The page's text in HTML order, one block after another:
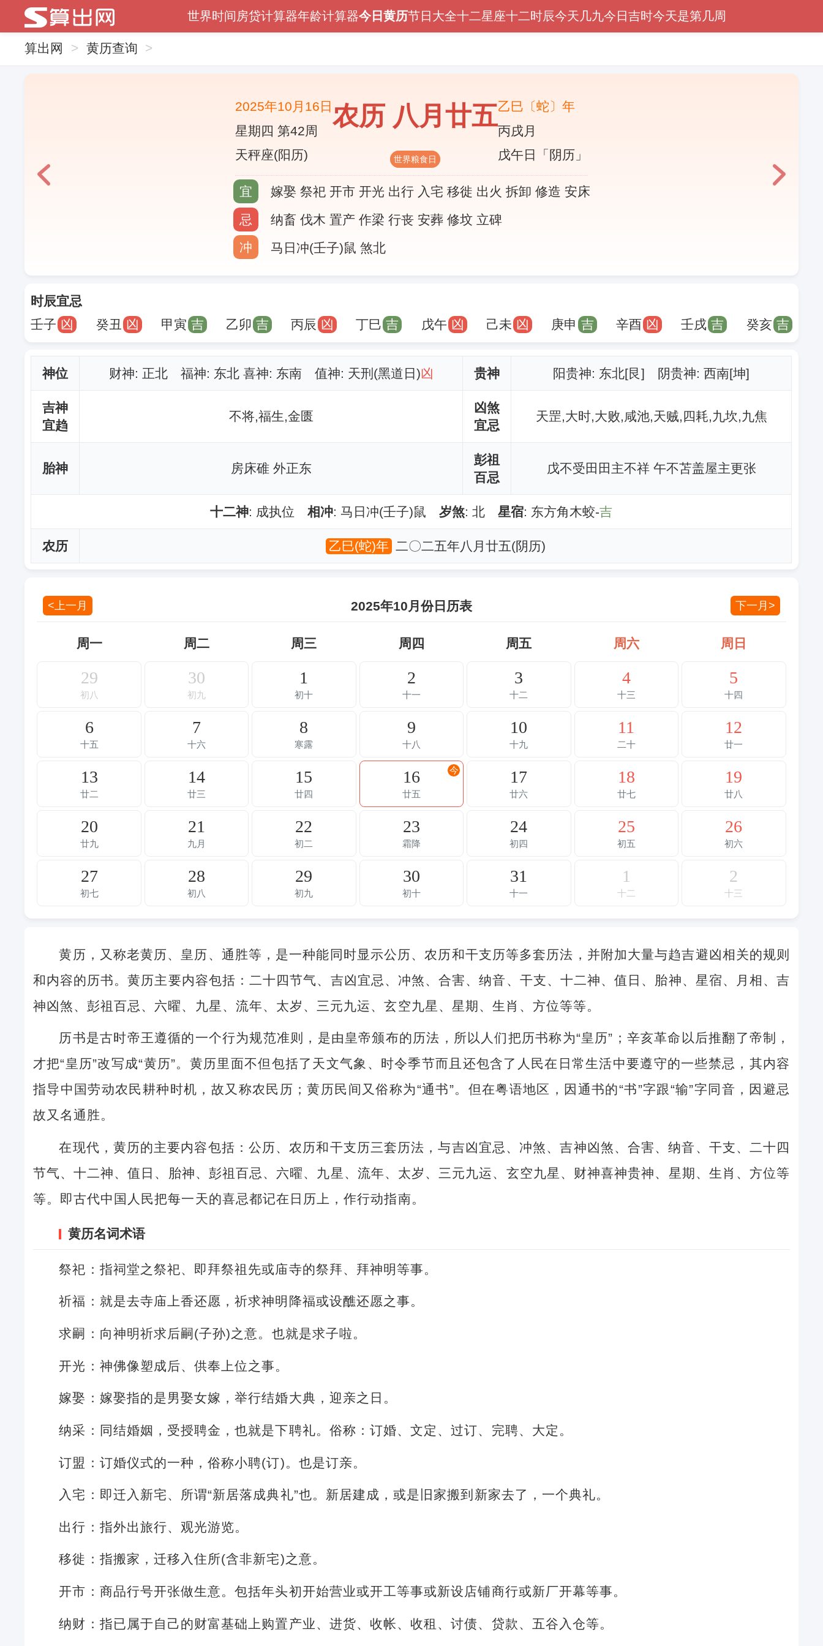
世界时间 房贷计算器年龄计算器今日黄历节日大全十二星座十二时辰今天几九今日吉时今天是第几周
算出网 > 黄历查询 >
2025年10月16日
星期四 第42周
天秤座(阳历)
农历 八月廿五
世界粮食日
乙巳〔蛇〕年
丙戌月
戊午日「阴历」
宜
嫁娶 祭祀 开市 开光 出行 入宅 移徙 出火 拆卸 修造 安床
忌
纳畜 伐木 置产 作梁 行丧 安葬 修坟 立碑
冲
马日冲(壬子)鼠 煞北
时辰宜忌
壬子 凶 癸丑 凶 甲寅 吉 乙卯 吉 丙辰 凶 丁巳 吉 戊午 凶 己未 凶 庚申 吉 辛酉 凶 壬戌 吉 癸亥 吉
神位 财神: 正北 福神: 东北 喜神: 东南 值神: 天刑(黑道日)凶 贵神 阳贵神: 东北[艮] 阴贵神: 西南[坤]
吉神
宜趋
不将,福生,金匮
凶煞
宜忌
天罡,大时,大败,咸池,天贼,四耗,九坎,九焦
胎神 房床碓 外正东
彭祖
百忌
戊不受田田主不祥 午不苫盖屋主更张
十二神: 成执位相冲: 马日冲(壬子)鼠岁煞: 北星宿: 东方角木蛟-吉
农历 乙巳(蛇)年 二〇二五年八月廿五(阴历)
<上一月 2025年10月份日历表 下一月>
周一 周二 周三 周四 周五 周六 周日
29
初八
30
初九
1
初十
2
十一
3
十二
4
十三
5
十四
6
十五
7
十六
8
寒露
9
十八
10
十九
11
二十
12
廿一
13
廿二
14
廿三
15
廿四
16
廿五
今 17
廿六
18
廿七
19
廿八
20
廿九
21
九月
22
初二
23
霜降
24
初四
25
初五
26
初六
27
初七
28
初八
29
初九
30
初十
31
十一
1
十二
2
十三
黄历，又称老黄历、皇历、通胜等，是一种能同时显示公历、农历和干支历等多套历法，并附加大量与趋吉避凶相关的规则
和内容的历书。黄历主要内容包括：二十四节气、吉凶宜忌、冲煞、合害、纳音、干支、十二神、值日、胎神、星宿、月相、吉
神凶煞、彭祖百忌、六曜、九星、流年、太岁、三元九运、玄空九星、星期、生肖、方位等等。
历书是古时帝王遵循的一个行为规范准则，是由皇帝颁布的历法，所以人们把历书称为“皇历”；辛亥革命以后推翻了帝制，
才把“皇历”改写成“黄历”。黄历里面不但包括了天文气象、时令季节而且还包含了人民在日常生活中要遵守的一些禁忌，其内容
指导中国劳动农民耕种时机，故又称农民历；黄历民间又俗称为“通书”。但在粤语地区，因通书的“书”字跟“输”字同音，因避忌
故又名通胜。
在现代，黄历的主要内容包括：公历、农历和干支历三套历法，与吉凶宜忌、冲煞、吉神凶煞、合害、纳音、干支、二十四
节气、十二神、值日、胎神、彭祖百忌、六曜、九星、流年、太岁、三元九运、玄空九星、财神喜神贵神、星期、生肖、方位等
等。即古代中国人民把每一天的喜忌都记在日历上，作行动指南。
黄历名词术语
祭祀：指祠堂之祭祀、即拜祭祖先或庙寺的祭拜、拜神明等事。
祈福：就是去寺庙上香还愿，祈求神明降福或设醮还愿之事。
求嗣：向神明祈求后嗣(子孙)之意。也就是求子啦。
开光：神佛像塑成后、供奉上位之事。
嫁娶：嫁娶指的是男娶女嫁，举行结婚大典，迎亲之日。
纳采：同结婚姻，受授聘金，也就是下聘礼。俗称：订婚、文定、过订、完聘、大定。
订盟：订婚仪式的一种，俗称小聘(订)。也是订亲。
入宅：即迁入新宅、所谓“新居落成典礼”也。新居建成，或是旧家搬到新家去了，一个典礼。
出行：指外出旅行、观光游览。
移徙：指搬家，迁移入住所(含非新宅)之意。
开市：商品行号开张做生意。包括年头初开始营业或开工等事或新设店铺商行或新厂开幕等事。
纳财：指已属于自己的财富基础上购置产业、进货、收帐、收租、讨债、贷款、五谷入仓等。